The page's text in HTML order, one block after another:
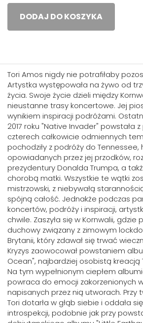
DODAJ DO KOSZYKA
Tori Amos nigdy nie potrafiłaby
Artystka występowała na żywo od
życia. Swoje życie dzieli między
nieustanne trasy koncertowe. Jej
wynikiem inspiracji podróżami.
2017 roku "Native Invader" powstała
czterech całkowicie odmiennych
pochodziły z podróży do Tennessee,
opowiadanych przez jej przodków,
prezydentury Donalda Trumpa, a
chorobą matki. Wszystkie te wątki
mistrzowski, z niebywałą
spójną całość. Jednakże podczas
koncertów, podróży i inspiracji,
chwile. Zaszyła się w Kornwalii, gdzie
duchowy związany z zimowym
Brytanii, który zdawał się trwać
Kryzys zaowocował powstaniem
Ocean", najbardziej osobistą kreacją
Na tym wypełnionym ciepłem
powraca do emocji zakorzenionych
napisanych przez nią utworach. Przy
Tori dotarła w głąb siebie i oddała
introspekcji, podobnie jak przy